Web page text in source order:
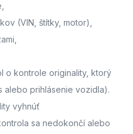
(VIN, štítky, motor),
o kontrole originality, ktorý
alebo prihlásenie vozidla).
vyhnúť
sa nedokončí alebo